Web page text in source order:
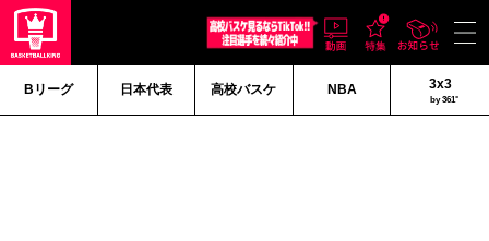
Bリーグ 日本代表 高校バスケ NBA 3x3
by 361°